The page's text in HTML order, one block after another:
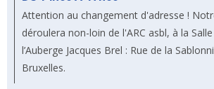
Attention au changement d'adresse !
déroulera non-loin de l'ARC asbl, à la
l’Auberge Jacques Brel : Rue de la
Bruxelles.